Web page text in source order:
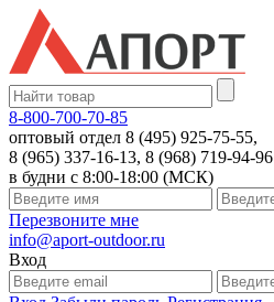
8-800-700-70-85
оптовый отдел 8 (495) 925-75-55,
8 (965) 337-16-13, 8 (968) 719-94-96
в будни с 8:00-18:00 (МСК)
Перезвоните мне
info@aport-outdoor.ru
Вход